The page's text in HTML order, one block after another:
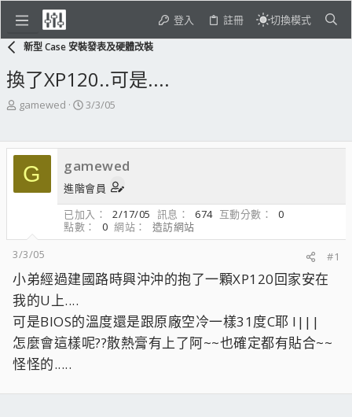
登入 註冊 切換模式
新型 Case 安裝發表及硬體改裝
換了XP120..可是....
主
起
人
gamewed
開
期
3/3/05
G gamewed
進階會員
已加入
2/17/05 訊息 674 互動分數
0
點數
0 網站
造訪網站
3/3/05
#1
小弟經過建國路時興沖沖的抱了一顆XP120回家安在
我的U上....
可是BIOS的溫度還是跟原廠空冷一樣31度C耶 l|||
怎麼會這樣呢??散熱膏有上了阿~~也確定都有貼合~~
怪怪的.....